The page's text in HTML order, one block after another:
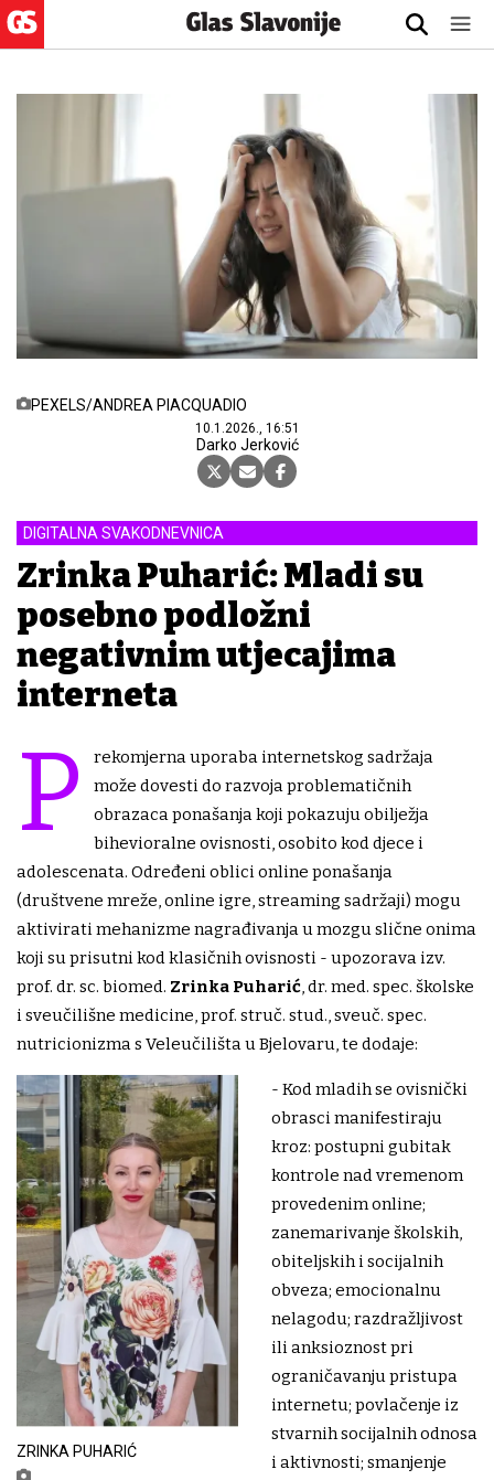
PEXELS/ANDREA PIACQUADIO
10.1.2026., 16:51
Darko Jerković
DIGITALNA SVAKODNEVNICA
Zrinka Puharić: Mladi su
posebno podložni
negativnim utjecajima
interneta
P
rekomjerna uporaba internetskog sadržaja
može dovesti do razvoja problematičnih
obrazaca ponašanja koji pokazuju obilježja
bihevioralne ovisnosti, osobito kod djece i
adolescenata. Određeni oblici online ponašanja
(društvene mreže, online igre, streaming sadržaji) mogu
aktivirati mehanizme nagrađivanja u mozgu slične onima
koji su prisutni kod klasičnih ovisnosti - upozorava izv.
prof. dr. sc. biomed. Zrinka Puharić, dr. med. spec. školske
i sveučilišne medicine, prof. struč. stud., sveuč. spec.
nutricionizma s Veleučilišta u Bjelovaru, te dodaje:
ZRINKA PUHARIĆ
- Kod mladih se ovisnički
obrasci manifestiraju
kroz: postupni gubitak
kontrole nad vremenom
provedenim online;
zanemarivanje školskih,
obiteljskih i socijalnih
obveza; emocionalnu
nelagodu; razdražljivost
ili anksioznost pri
ograničavanju pristupa
internetu; povlačenje iz
stvarnih socijalnih odnosa
i aktivnosti; smanjenje